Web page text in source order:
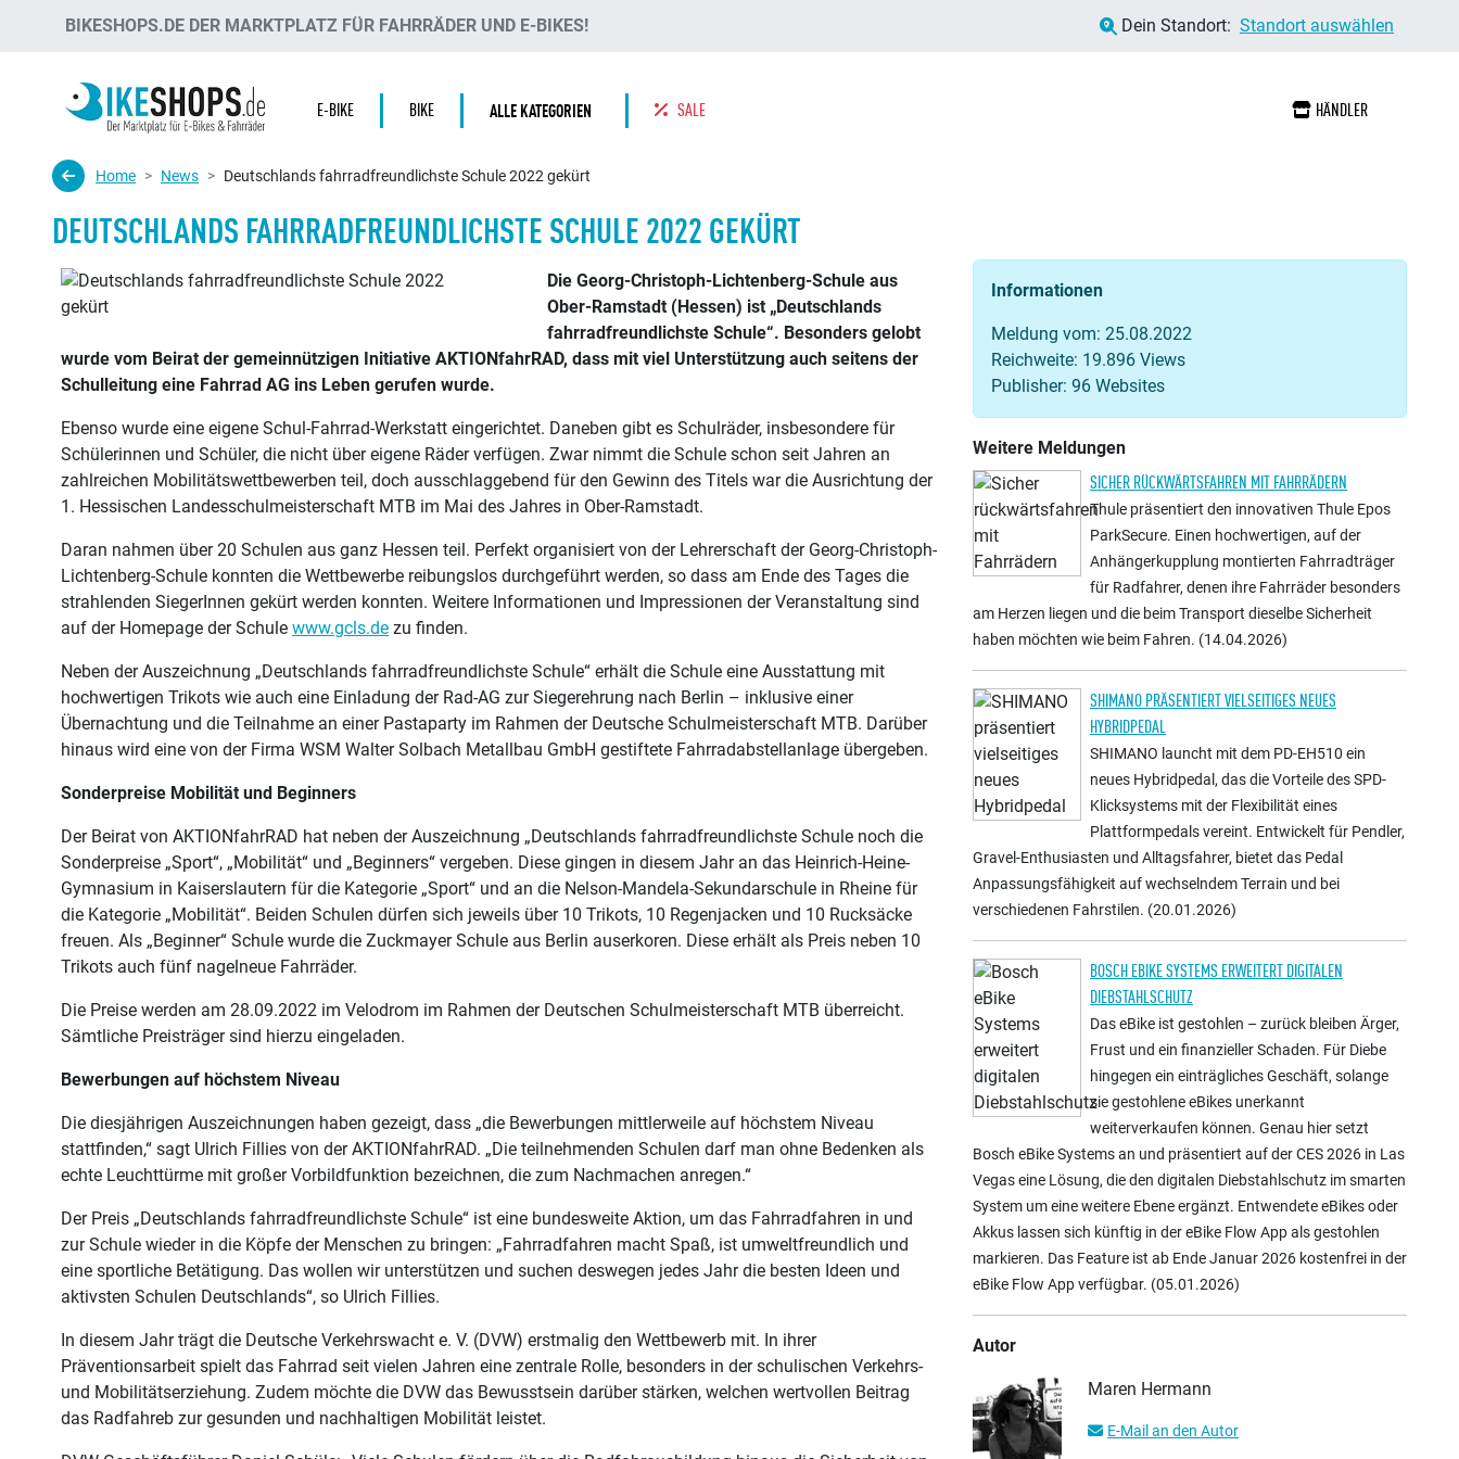
BIKESHOPS.DE DER MARKTPLATZ FÜR FAHRRÄDER UND E-BIKES! Dein Standort: Standort auswählen
E-BIKE BIKE ALLE KATEGORIEN SALE HÄNDLER
Home News Deutschlands fahrradfreundlichste Schule 2022 gekürt
DEUTSCHLANDS FAHRRADFREUNDLICHSTE SCHULE 2022 GEKÜRT
Die Georg-Christoph-Lichtenberg-Schule aus
Ober-Ramstadt (Hessen) ist „Deutschlands
fahrradfreundlichste Schule“. Besonders gelobt
wurde vom Beirat der gemeinnützigen Initiative AKTIONfahrRAD, dass mit viel Unterstützung auch seitens der
Schulleitung eine Fahrrad AG ins Leben gerufen wurde.
Ebenso wurde eine eigene Schul-Fahrrad-Werkstatt eingerichtet. Daneben gibt es Schulräder, insbesondere für
Schülerinnen und Schüler, die nicht über eigene Räder verfügen. Zwar nimmt die Schule schon seit Jahren an
zahlreichen Mobilitätswettbewerben teil, doch ausschlaggebend für den Gewinn des Titels war die Ausrichtung der
1. Hessischen Landesschulmeisterschaft MTB im Mai des Jahres in Ober-Ramstadt.
Daran nahmen über 20 Schulen aus ganz Hessen teil. Perfekt organisiert von der Lehrerschaft der Georg-Christoph-
Lichtenberg-Schule konnten die Wettbewerbe reibungslos durchgeführt werden, so dass am Ende des Tages die
strahlenden SiegerInnen gekürt werden konnten. Weitere Informationen und Impressionen der Veranstaltung sind
auf der Homepage der Schule www.gcls.de zu finden.
Neben der Auszeichnung „Deutschlands fahrradfreundlichste Schule“ erhält die Schule eine Ausstattung mit
hochwertigen Trikots wie auch eine Einladung der Rad-AG zur Siegerehrung nach Berlin – inklusive einer
Übernachtung und die Teilnahme an einer Pastaparty im Rahmen der Deutsche Schulmeisterschaft MTB. Darüber
hinaus wird eine von der Firma WSM Walter Solbach Metallbau GmbH gestiftete Fahrradabstellanlage übergeben.
Sonderpreise Mobilität und Beginners
Der Beirat von AKTIONfahrRAD hat neben der Auszeichnung „Deutschlands fahrradfreundlichste Schule noch die
Sonderpreise „Sport“, „Mobilität“ und „Beginners“ vergeben. Diese gingen in diesem Jahr an das Heinrich-Heine-
Gymnasium in Kaiserslautern für die Kategorie „Sport“ und an die Nelson-Mandela-Sekundarschule in Rheine für
die Kategorie „Mobilität“. Beiden Schulen dürfen sich jeweils über 10 Trikots, 10 Regenjacken und 10 Rucksäcke
freuen. Als „Beginner“ Schule wurde die Zuckmayer Schule aus Berlin auserkoren. Diese erhält als Preis neben 10
Trikots auch fünf nagelneue Fahrräder.
Die Preise werden am 28.09.2022 im Velodrom im Rahmen der Deutschen Schulmeisterschaft MTB überreicht.
Sämtliche Preisträger sind hierzu eingeladen.
Bewerbungen auf höchstem Niveau
Die diesjährigen Auszeichnungen haben gezeigt, dass „die Bewerbungen mittlerweile auf höchstem Niveau
stattfinden,“ sagt Ulrich Fillies von der AKTIONfahrRAD. „Die teilnehmenden Schulen darf man ohne Bedenken als
echte Leuchttürme mit großer Vorbildfunktion bezeichnen, die zum Nachmachen anregen.“
Der Preis „Deutschlands fahrradfreundlichste Schule“ ist eine bundesweite Aktion, um das Fahrradfahren in und
zur Schule wieder in die Köpfe der Menschen zu bringen: „Fahrradfahren macht Spaß, ist umweltfreundlich und
eine sportliche Betätigung. Das wollen wir unterstützen und suchen deswegen jedes Jahr die besten Ideen und
aktivsten Schulen Deutschlands“, so Ulrich Fillies.
In diesem Jahr trägt die Deutsche Verkehrswacht e. V. (DVW) erstmalig den Wettbewerb mit. In ihrer
Präventionsarbeit spielt das Fahrrad seit vielen Jahren eine zentrale Rolle, besonders in der schulischen Verkehrs-
und Mobilitätserziehung. Zudem möchte die DVW das Bewusstsein darüber stärken, welchen wertvollen Beitrag
das Radfahreb zur gesunden und nachhaltigen Mobilität leistet.
Informationen
Meldung vom: 25.08.2022
Reichweite: 19.896 Views
Publisher: 96 Websites
Weitere Meldungen
SICHER RÜCKWÄRTSFAHREN MIT FAHRRÄDERN
Thule präsentiert den innovativen Thule Epos
ParkSecure. Einen hochwertigen, auf der
Anhängerkupplung montierten Fahrradträger
für Radfahrer, denen ihre Fahrräder besonders
am Herzen liegen und die beim Transport dieselbe Sicherheit
haben möchten wie beim Fahren. (14.04.2026)
SHIMANO PRÄSENTIERT VIELSEITIGES NEUES
HYBRIDPEDAL
SHIMANO launcht mit dem PD-EH510 ein
neues Hybridpedal, das die Vorteile des SPD-
Klicksystems mit der Flexibilität eines
Plattformpedals vereint. Entwickelt für Pendler,
Gravel-Enthusiasten und Alltagsfahrer, bietet das Pedal
Anpassungsfähigkeit auf wechselndem Terrain und bei
verschiedenen Fahrstilen. (20.01.2026)
BOSCH EBIKE SYSTEMS ERWEITERT DIGITALEN
DIEBSTAHLSCHUTZ
Das eBike ist gestohlen – zurück bleiben Ärger,
Frust und ein finanzieller Schaden. Für Diebe
hingegen ein einträgliches Geschäft, solange
sie gestohlene eBikes unerkannt
weiterverkaufen können. Genau hier setzt
Bosch eBike Systems an und präsentiert auf der CES 2026 in Las
Vegas eine Lösung, die den digitalen Diebstahlschutz im smarten
System um eine weitere Ebene ergänzt. Entwendete eBikes oder
Akkus lassen sich künftig in der eBike Flow App als gestohlen
markieren. Das Feature ist ab Ende Januar 2026 kostenfrei in der
eBike Flow App verfügbar. (05.01.2026)
Autor
Maren Hermann
E-Mail an den Autor